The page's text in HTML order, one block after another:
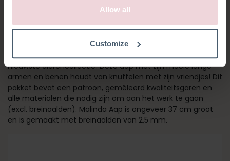
Allow all
Customize
MALINDA AAP
Malinda Aap is onderdeel van Christel Krukkert haar
nieuwste dierencollectie! Deze aap met zijn mooie lange
armen en benen houdt van knuffelen met zijn vriendjes! Dit
pakket bevat een patroon, gemêleerd kwaliteitsgaren en
alle materialen die nodig zijn om aan het werk te gaan
(excl. breinaalden). Malinda Aap is ongeveer 37 cm groot
en is gemaakt met breinaalden van 2,5 mm.